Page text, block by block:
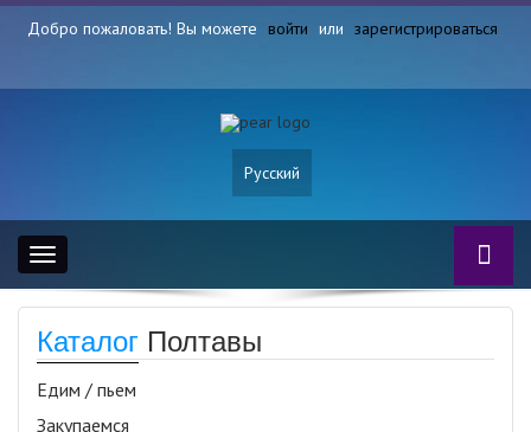
Добро пожаловать! Вы можете войти или зарегистрироваться
Русский
Toggle
navigation
Каталог Полтавы
Едим / пьем
Закупаемся